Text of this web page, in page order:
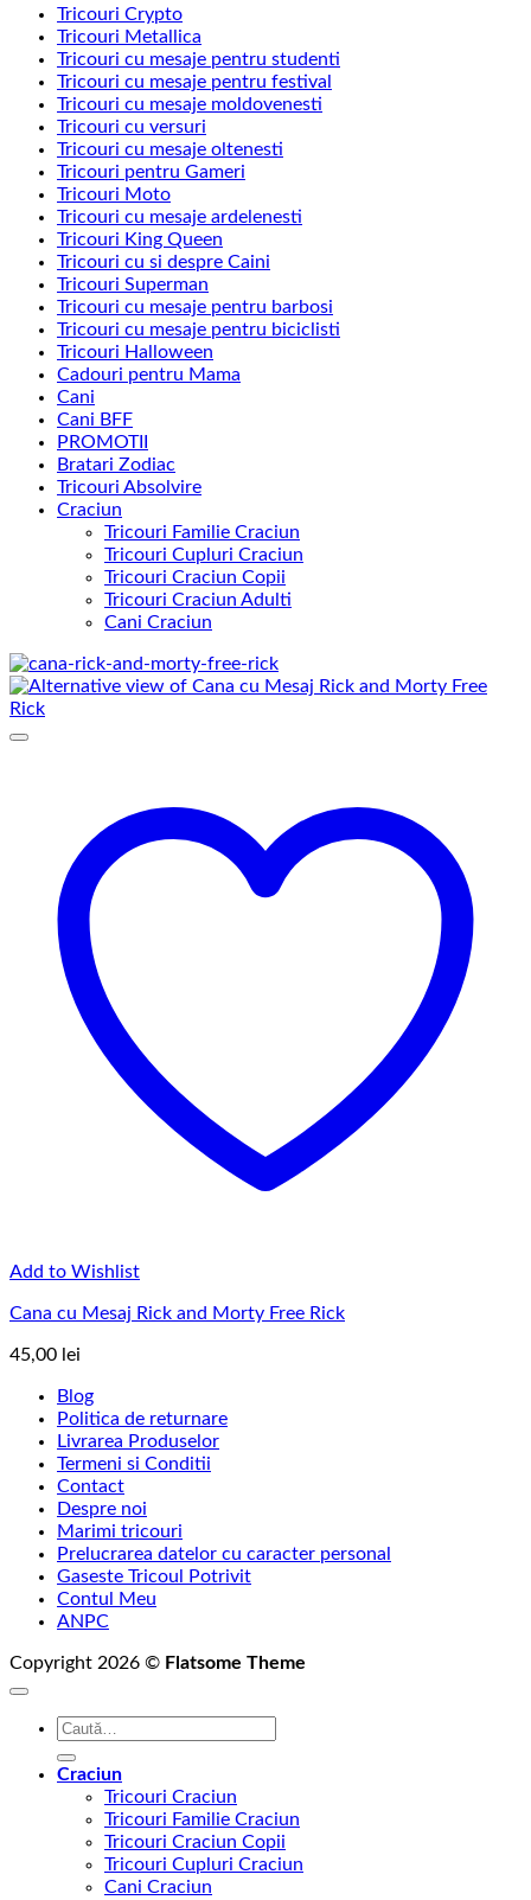
Tricouri Crypto
Tricouri Metallica
Tricouri cu mesaje pentru studenti
Tricouri cu mesaje pentru festival
Tricouri cu mesaje moldovenesti
Tricouri cu versuri
Tricouri cu mesaje oltenesti
Tricouri pentru Gameri
Tricouri Moto
Tricouri cu mesaje ardelenesti
Tricouri King Queen
Tricouri cu si despre Caini
Tricouri Superman
Tricouri cu mesaje pentru barbosi
Tricouri cu mesaje pentru biciclisti
Tricouri Halloween
Cadouri pentru Mama
Cani
Cani BFF
PROMOTII
Bratari Zodiac
Tricouri Absolvire
Craciun
Tricouri Familie Craciun
Tricouri Cupluri Craciun
Tricouri Craciun Copii
Tricouri Craciun Adulti
Cani Craciun
Add to Wishlist
Cana cu Mesaj Rick and Morty Free Rick
45,00 lei
Blog
Politica de returnare
Livrarea Produselor
Termeni si Conditii
Contact
Despre noi
Marimi tricouri
Prelucrarea datelor cu caracter personal
Gaseste Tricoul Potrivit
Contul Meu
ANPC
Copyright 2026 © Flatsome Theme
Caută
Craciun
Tricouri Craciun
Tricouri Familie Craciun
Tricouri Craciun Copii
Tricouri Cupluri Craciun
Cani Craciun